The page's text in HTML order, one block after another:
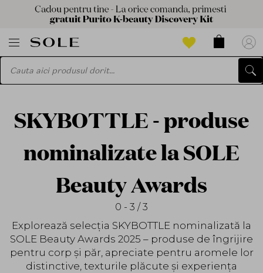
SKYBOTTLE - produse
nominalizate la SOLE
Beauty Awards
0 - 3 / 3
Explorează selecția SKYBOTTLE nominalizată la
SOLE Beauty Awards 2025 – produse de îngrijire
pentru corp și păr, apreciate pentru aromele lor
distinctive, texturile plăcute și experiența